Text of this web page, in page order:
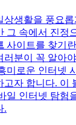
상생활을 풍요
그 속에서 진정
사이트를 찾기
분이 꼭 알아
미로운 인터넷
고자 합니다. 이
일 인터넷 탐험
.